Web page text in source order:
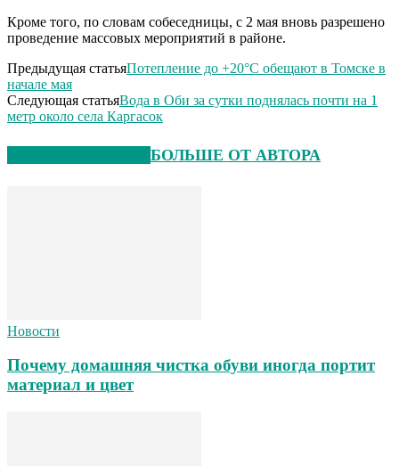
Кроме того, по словам собеседницы, с 2 мая вновь разрешено
проведение массовых мероприятий в районе.
Предыдущая статьяПотепление до +20°С обещают в Томске в
начале мая
Следующая статьяВода в Оби за сутки поднялась почти на 1
метр около села Каргасок
БОЛЬШЕ ОТ АВТОРА
Новости
Почему домашняя чистка обуви иногда портит
материал и цвет